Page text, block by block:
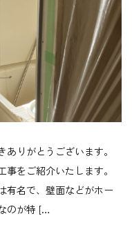
りがとうございます。
をご紹介いたします。
有名で、壁面などがホー
のが特 […